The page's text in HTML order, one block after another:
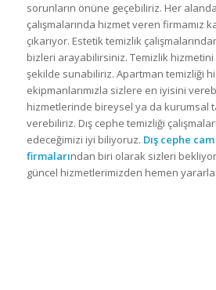
sorunların önüne geçebiliriz. Her
çalışmalarında hizmet veren firmamız
çıkarıyor. Estetik temizlik
bizleri arayabilirsiniz. Temizlik
şekilde sunabiliriz. Apartman temizliği
ekipmanlarımızla sizlere en iyisini
hizmetlerinde bireysel ya da kurumsal
verebiliriz. Dış cephe temizliği
edeceğimizi iyi biliyoruz. Dış cephe
firmalarından biri olarak sizleri
güncel hizmetlerimizden hemen